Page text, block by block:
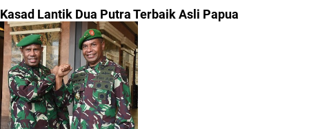
Kasad Lantik Dua Putra Terbaik Asli Papua